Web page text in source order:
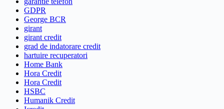
GDPR
George BCR
girant
girant credit
grad de indatorare credit
hartuire recuperatori
Home Bank
Hora Credit
Hora Credit
HSBC
Humanik Credit